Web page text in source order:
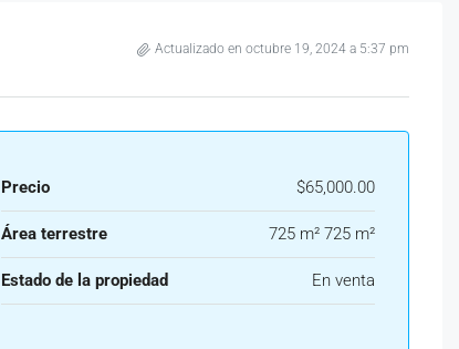
Actualizado en octubre 19, 2024 a 5:37 pm
Precio $65,000.00
Área terrestre 725 m² 725 m²
Estado de la propiedad En venta